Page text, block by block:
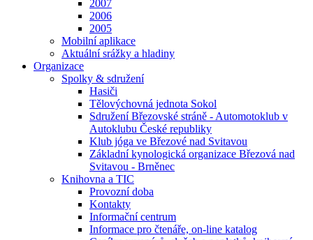
2007
2006
2005
Mobilní aplikace
Aktuální srážky a hladiny
Organizace
Spolky & sdružení
Hasiči
Tělovýchovná jednota Sokol
Sdružení Březovské stráně - Automotoklub v
Autoklubu České republiky
Klub jóga ve Březové nad Svitavou
Základní kynologická organizace Březová nad
Svitavou - Brněnec
Knihovna a TIC
Provozní doba
Kontakty
Informační centrum
Informace pro čtenáře, on-line katalog